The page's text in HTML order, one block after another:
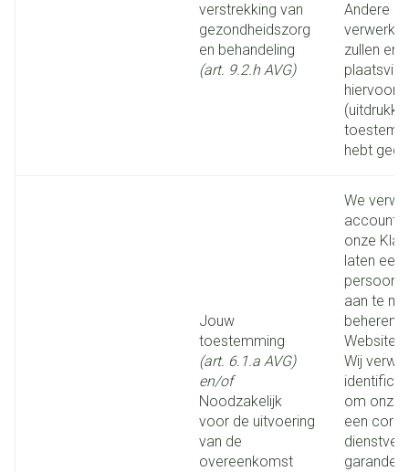
verstrekking van
gezondheidszorg
en behandeling
(art. 9.2.h AVG)
Andere
zullen
hiervoor
hebt
Jouw
toestemming
(art. 6.1.a AVG)
en/of
Noodzakelijk
voor de uitvoering
van de
overeenkomst
We
onze
laten een
aan te
beheren
Website.
Wij
om onze
een